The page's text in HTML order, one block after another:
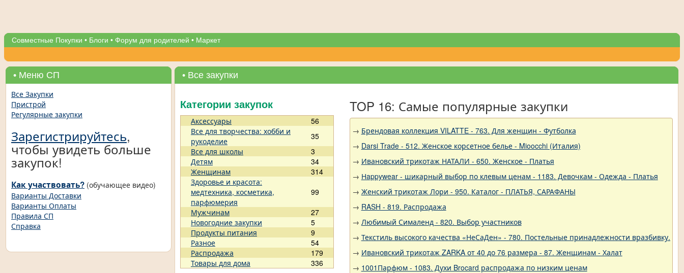
Совместные Покупки • Блоги • Форум для родителей • Маркет
• Меню СП
Все Закупки
Пристрой
Регулярные закупки
Зарегистрируйтесь,
чтобы увидеть больше
закупок!
Как участвовать? (обучающее видео)
Варианты Доставки
Варианты Оплаты
Правила СП
Справка
• Все закупки
Категории закупок
Аксессуары
56
Все для творчества: хобби и
рукоделие
35
Все для школы
3
Детям
34
Женщинам
314
Здоровье и красота:
медтехника, косметика,
парфюмерия
99
Мужчинам
27
Новогодние закупки
5
Продукты питания
9
Разное
54
Распродажа
179
Товары для дома
336
TOP 16: Самые популярные закупки
→ Брендовая коллекция VILATTE - 763. Для женщин - Футболка
→ Darsi Trade - 512. Женское корсетное белье - Mioocchi (Италия)
→ Ивановский трикотаж НАТАЛИ - 650. Женское - Платья
→ Нappywear - шикарный выбор по клевым ценам - 1183. Девочкам - Одежда - Платья
→ Женский трикотаж Лори - 950. Каталог - ПЛАТЬЯ, САРАФАНЫ
→ RASH - 819. Распродажа
→ Любимый Сималенд - 820. Выбор участников
→ Текстиль высокого качества «НеСаДен» - 780. Постельные принадлежности вразбивку.
→ Ивановский трикотаж ZARKA от 40 до 76 размера - 87. Женщинам - Халат
→ 1001Парфюм - 1083. Духи Brocard распродажа по низким ценам